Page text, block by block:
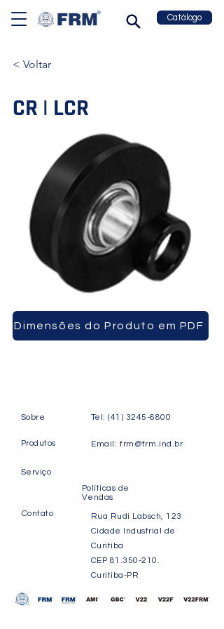
Catálogo
< Voltar
CR | LCR
Dimensões do Produto em PDF
Sobre Tel:(41) 3245-6800
Produtos Email:frm@frm.ind.br
Serviço
Políticas de
Vendas
Contato
Rua Rudi Labsch, 123
Cidade Industrial de
Curitiba
CEP 81.350-210 .
Curitiba-PR